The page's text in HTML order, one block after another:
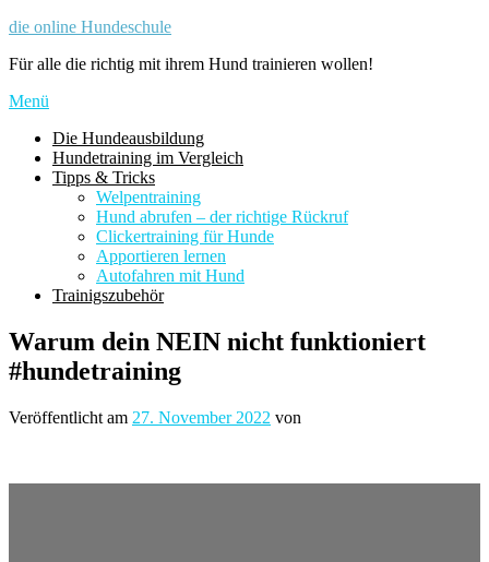
Zum
springen
die online Hundeschule
Für alle die richtig mit ihrem Hund trainieren wollen!
Menü
Die Hundeausbildung
Hundetraining im Vergleich
Tipps & Tricks
Welpentraining
Hund abrufen – der richtige Rückruf
Clickertraining für Hunde
Apportieren lernen
Autofahren mit Hund
Trainigszubehör
Warum dein NEIN nicht funktioniert
#hundetraining
Veröffentlicht am 27. November 2022 von